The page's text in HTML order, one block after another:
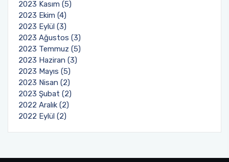
2023 Kasım (5)
2023 Ekim (4)
2023 Eylül (3)
2023 Ağustos (3)
2023 Temmuz (5)
2023 Haziran (3)
2023 Mayıs (5)
2023 Nisan (2)
2023 Şubat (2)
2022 Aralık (2)
2022 Eylül (2)